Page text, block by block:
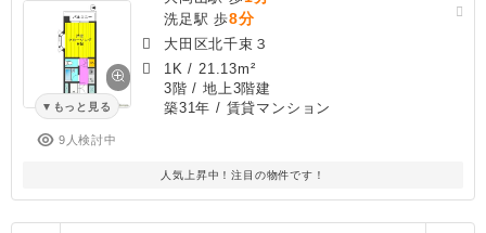
もっと見る
9人検討中
洗足駅 歩8分
大田区北千束３
1K / 21.13m²
3階 / 地上3階建
築31年 / 賃貸マンション
人気上昇中！注目の物件です！